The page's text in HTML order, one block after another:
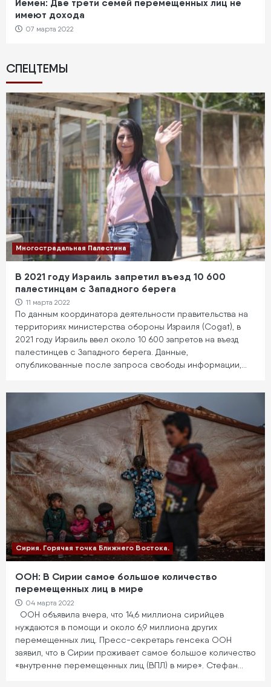
Йемен: Две трети семей перемещенных лиц не
имеют дохода
07 марта 2022
СПЕЦТЕМЫ
Многострадальная Палестина
В 2021 году Израиль запретил въезд 10 600
палестинцам с Западного берега
11 марта 2022
По данным координатора деятельности правительства на
территориях министерства обороны Израиля (Cogat), в
2021 году Израиль ввел около 10 600 запретов на въезд
палестинцев с Западного берега. Данные,
опубликованные после запроса свободы информации,…
Сирия. Горячая точка Ближнего Востока.
ООН: В Сирии самое большое количество
перемещенных лиц в мире
04 марта 2022
ООН объявила вчера, что 14,6 миллиона сирийцев
нуждаются в помощи и около 6,9 миллиона других
перемещенных лиц. Пресс-секретарь генсека ООН
заявил, что в Сирии проживает самое большое количество
«внутренне перемещенных лиц (ВПЛ) в мире». Стефан…